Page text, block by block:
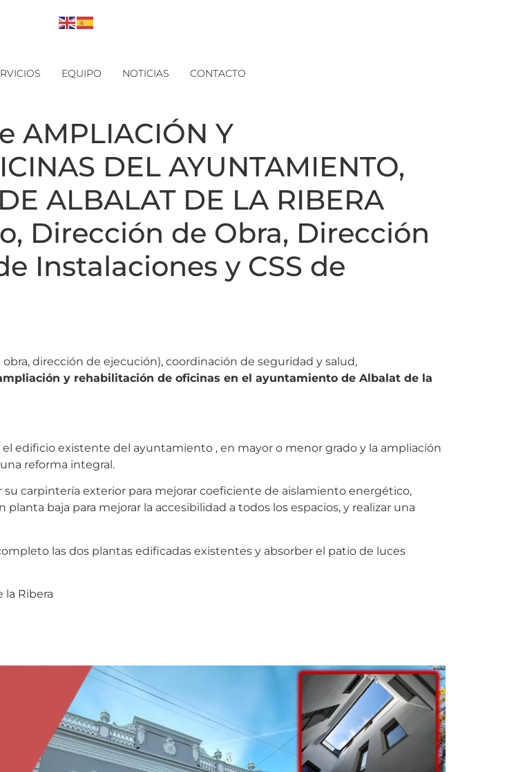
EQUIPO NOTICIAS CONTACTO
AMPLIACIÓN Y
DEL AYUNTAMIENTO,
ALBALAT DE LA RIBERA
Dirección de Obra, Dirección
Instalaciones y CSS de
dirección de ejecución), coordinación de seguridad y salud,
y rehabilitación de oficinas en el ayuntamiento de Albalat de la
edificio existente del ayuntamiento , en mayor o menor grado y la ampliación
reforma integral.
carpintería exterior para mejorar coeficiente de aislamiento energético,
baja para mejorar la accesibilidad a todos los espacios, y realizar una
las dos plantas edificadas existentes y absorber el patio de luces
la Ribera